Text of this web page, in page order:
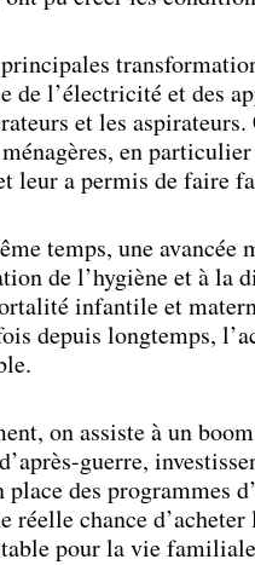
principales
de l’électricité et des
et les
en
leur a permis de faire
temps, une
de l’hygiène et à la
infantile et
depuis longtemps,
on assiste à un
guerre,
place des programmes
réelle chance
pour la vie